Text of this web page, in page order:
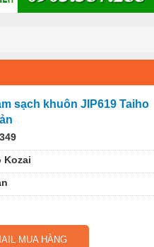
sạch khuôn JIP619 Taiho
Kozai
MUA HÀNG